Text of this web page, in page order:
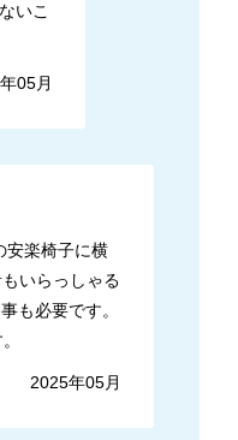
いこ
05月
安楽椅子に横
いらっしゃる
も必要です。
2025年05月